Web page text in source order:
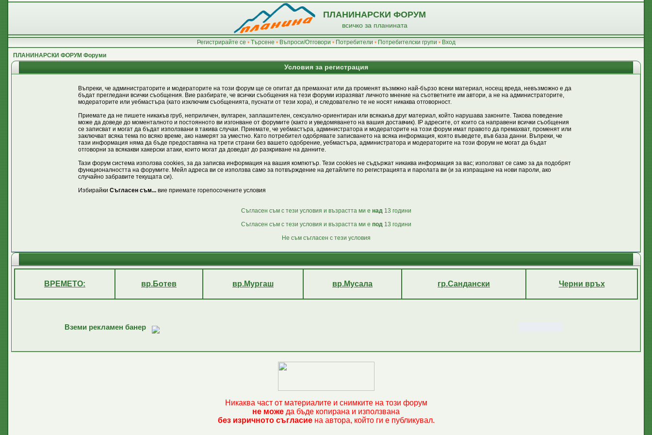
ПЛАНИНАРСКИ ФОРУМ
всичко за планината
Регистрирайте се • Търсене • Въпроси/Отговори • Потребители • Потребителски групи • Вход
ПЛАНИНАРСКИ ФОРУМ Форуми
Условия за регистрация
Въпреки, че администраторите и модераторите на този форум ще се опитат да премахнат или да променят възмжно най-бързо всеки материал, носещ вреда, невъзможно е да
бъдат прегледани всички съобщения. Вие разбирате, че всички съобщения на тези форуми изразяват личното мнение на съответните им автори, а не на администраторите,
модераторите или уебмастъра (като изключим съобщенията, пуснати от тези хора), и следователно те не носят никаква отговорност.
Приемате да не пишете никакъв груб, неприличен, вулгарен, заплашителен, сексуално-ориентиран или всякакъв друг материал, който нарушава законите. Такова поведение
може да доведе до моменталното и постоянното ви изгонване от форумите (както и уведомяването на вашия доставчик). IP адресите, от които са направени всички съобщения
се записват и могат да бъдат използвани в такива случаи. Приемате, че уебмастъра, администратора и модераторите на този форум имат правото да премахват, променят или
заключват всяка тема по всяко време, ако намерят за уместно. Като потребител одобрявате записването на всяка информация, която въведете, във база данни. Въпреки, че
тази информация няма да бъде предоставяна на трети страни без вашето одобрение, уебмастъра, администратора и модераторите на този форум не могат да бъдат
отговорни за всякакви хакерски атаки, които могат да доведат до разкриване на данните.
Тази форум система използва cookies, за да записва информация на вашия компютър. Тези cookies не съдържат никаква информация за вас; използват се само за да подобрят
функционалността на форумите. Мейл адреса ви се използва само за потвърждение на детайлите по регистрацията и паролата ви (и за изпращане на нови пароли, ако
случайно забравите текущата си).
Избирайки Съгласен съм... вие приемате горепосочените условия
Съгласен съм с тези условия и възрастта ми е над13 години
Съгласен съм с тези условия и възрастта ми е под13 години
Не съм съгласен с тези условия
ВРЕМЕТО: вр.Ботев вр.Мургаш вр.Мусала гр.Сандански Черни връх
Вземи рекламен банер
Никаква част от материалите и снимките на този форум
не може да бъде копирана и използвана
без изричното съгласиена автора, който ги е публикувал.